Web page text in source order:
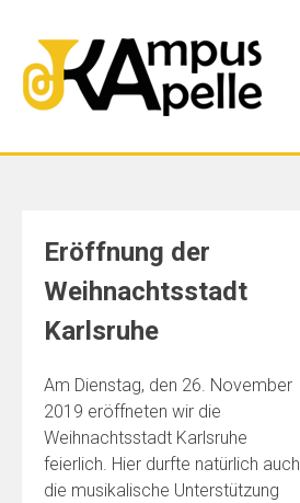
content
Eröffnung der
Weihnachtsstadt
Karlsruhe
Am Dienstag, den 26. November
2019 eröffneten wir die
Weihnachtsstadt Karlsruhe
feierlich. Hier durfte natürlich auch
die musikalische Unterstützung